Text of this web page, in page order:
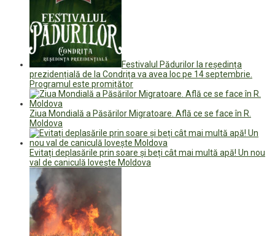
Festivalul Pădurilor la reședința
prezidențială de la Condrița va avea loc pe 14 septembrie.
Programul este promițător
Ziua Mondială a Păsărilor Migratoare. Află ce se face în R.
Moldova
Evitați deplasările prin soare și beți cât mai multă apă! Un nou
val de caniculă lovește Moldova